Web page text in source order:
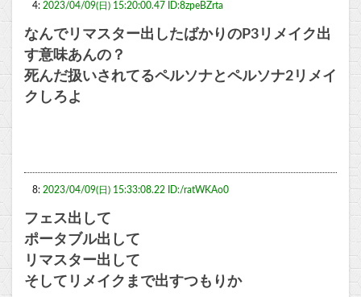
4: 2023/04/09(日) 15:20:00.47 ID:8zpeBZrta
なんでリマスター出したばかりのP3リメイク出
す意味あんの？
死んだ扱いされてるペルソナとペルソナ2リメイ
クしろよ
8: 2023/04/09(日) 15:33:08.22 ID:/ratWKAo0
フェス出して
ポータブル出して
リマスター出して
そしてリメイクまで出すつもりか